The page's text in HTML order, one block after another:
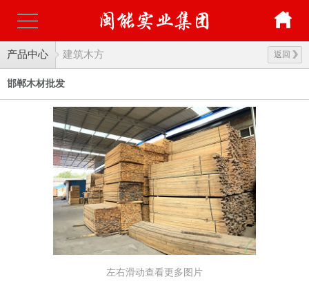
产品中心 返回
建筑木方
邯郸木材批发
左右滑动查看更多图片